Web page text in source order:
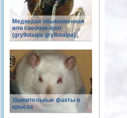
Медведка обыкновенная
или сверчок-крот
(gryllotalpa gryllotalpa)
Удивительные факты о
крысах